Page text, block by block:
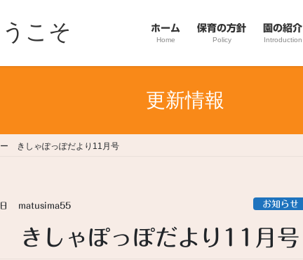
こそ ホーム
Home
保育の方針
Policy
園の紹介
Introduction
更新情報
きしゃぽっぽだより11月号
matusima55 お知らせ
きしゃぽっぽだより11月号